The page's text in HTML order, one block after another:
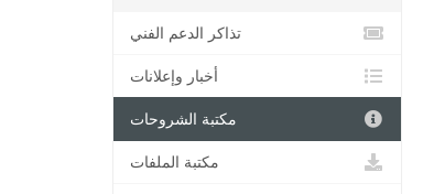
تذاكر الدعم الفني
أخبار وإعلانات
مكتبة الشروحات
مكتبة الملفات